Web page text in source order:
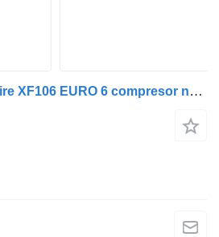
DAF Compresor de aire XF106 EURO 6 compresor neumático